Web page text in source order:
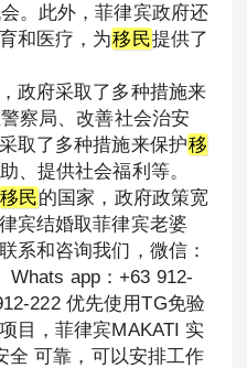
。此外，菲律宾政府还
和医疗，为移民提供了
政府采取了多种措施来
察局、改善社会治安
取了多种措施来保护移
、提供社会福利等。
移民的国家，政府政策宽
宾结婚取菲律宾老婆
系和咨询我们，微信：
app：+63 912-
222 优先使用TG免验
目，菲律宾MAKATI 实
全 可靠，可以安排工作